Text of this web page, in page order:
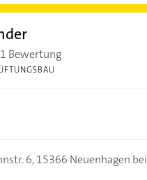
1 Bewertung
6,15366 Neuenhagen